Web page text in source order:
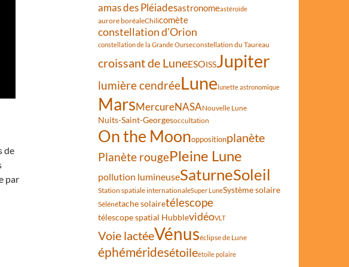
de
par
beaucoup plus intense que prévu
amas des Pléiadesastronomeastéroïde
aurore boréaleChilicomète
constellation d'Orion
constellation de la Grande Ourseconstellation du Taureau
croissant de LuneESOISSJupiter
lumière cendréeLunelunette astronomique
MarsMercureNASANouvelle Lune
Nuits-Saint-Georgesoccultation
On the Moonoppositionplanète
Planète rougePleine Lune
pollution lumineuseSaturneSoleil
Station spatiale internationaleSuper LuneSystème solaire
Sélénétache solairetélescope
télescope spatial HubblevidéoVLT
Voie lactéeVénuséclipse de Lune
éphéméridesétoileétoile polaire